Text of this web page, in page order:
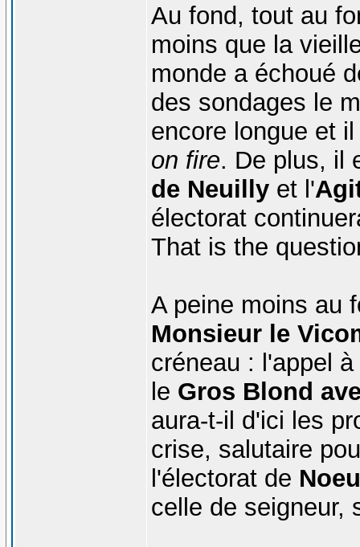
Au fond, tout au
moins que la
monde a échoué
des sondages le
encore longue et
on fire. De plus, il
de Neuillyet l'
électorat
That is the
A peine moins au
Monsieur le
créneau : l'appel
le Gros Blond
aura-t-il d'ici les
crise, salutaire
l'électorat de
celle de seigneur,